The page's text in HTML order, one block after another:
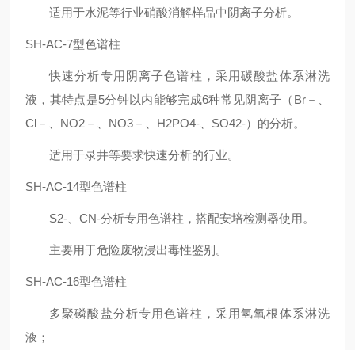
适用于水泥等行业硝酸消解样品中阴离子分析。
SH-AC-7型色谱柱
快速分析专用阴离子色谱柱，采用碳酸盐体系淋洗
液，其特点是5分钟以内能够完成6种常见阴离子（Br－、
Cl－、NO2－、NO3－、H2PO4-、SO42-）的分析。
适用于录井等要求快速分析的行业。
SH-AC-14型色谱柱
S2-、CN-分析专用色谱柱，搭配安培检测器使用。
主要用于危险废物浸出毒性鉴别。
SH-AC-16型色谱柱
多聚磷酸盐分析专用色谱柱，采用氢氧根体系淋洗
液；